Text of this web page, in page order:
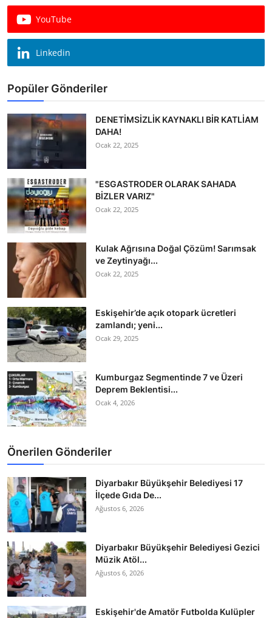
Köşe Yazısı
Dernek
Galeri
Gastronomi
E-GAZETE
YouTube
Linkedin
Popüler Gönderiler
DENETİMSİZLİK KAYNAKLI BİR KATLİAM
DAHA!
Ocak 22, 2025
"ESGASTRODER OLARAK SAHADA
BİZLER VARIZ"
Ocak 22, 2025
Kulak Ağrısına Doğal Çözüm! Sarımsak
ve Zeytinyağı...
Ocak 22, 2025
Eskişehir’de açık otopark ücretleri
zamlandı; yeni...
Ocak 29, 2025
Kumburgaz Segmentinde 7 ve Üzeri
Deprem Beklentisi...
Ocak 4, 2026
Önerilen Gönderiler
Diyarbakır Büyükşehir Belediyesi 17
İlçede Gıda De...
Ağustos 6, 2026
Diyarbakır Büyükşehir Belediyesi Gezici
Müzik Atöl...
Ağustos 6, 2026
Eskişehir'de Amatör Futbolda Kulüpler